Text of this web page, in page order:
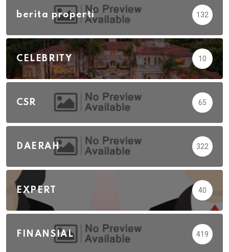
berita properti 132
CELEBRITY 10
CSR 65
DAERAH 322
EXPERT 40
FINANSIAL 419